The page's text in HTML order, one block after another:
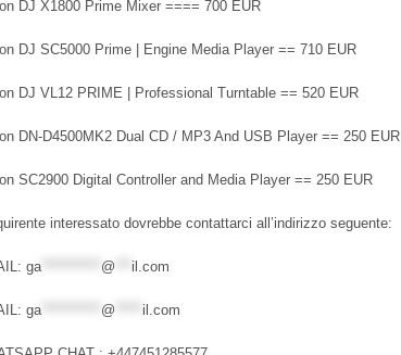
DJ X1800 Prime Mixer ==== 700 EUR
DJ SC5000 Prime | Engine Media Player == 710 EUR
DJ VL12 PRIME | Professional Turntable == 520 EUR
DN-D4500MK2 Dual CD / MP3 And USB Player == 250 EUR
SC2900 Digital Controller and Media Player == 250 EUR
interessato dovrebbe contattarci all’indirizzo seguente:
ga @ il.com
ga @ il.com